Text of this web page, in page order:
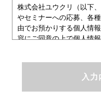
株式会社ユウクリ（以下
やセミナーへの応募、各
由でお預かりする個人情
容にご同意の上で個人情
ユウクリにおける個人情